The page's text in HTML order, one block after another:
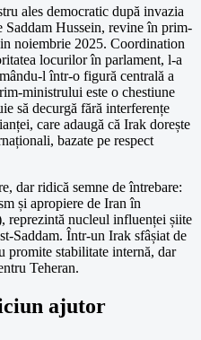
ales democratic după invazia
Saddam Hussein, revine în prim-
noiembrie 2025. Coordination
locurilor în parlament, l-a
l într-o figură centrală a
ministrului este o chestiune
să decurgă fără interferențe
care adaugă că Irak dorește
bazate pe respect
dar ridică semne de întrebare:
și apropiere de Iran în
reprezintă nucleul influenței șiite
Saddam. Într-un Irak sfâșiat de
promite stabilitate internă, dar
Teheran.
ajutor